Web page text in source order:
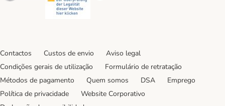
Contactos Custos de envio
Aviso legal
Condições gerais de utilização
Formulário de retratação
Métodos de pagamento
Quem somos DSA
Emprego
Política de privacidade
Website Corporativo